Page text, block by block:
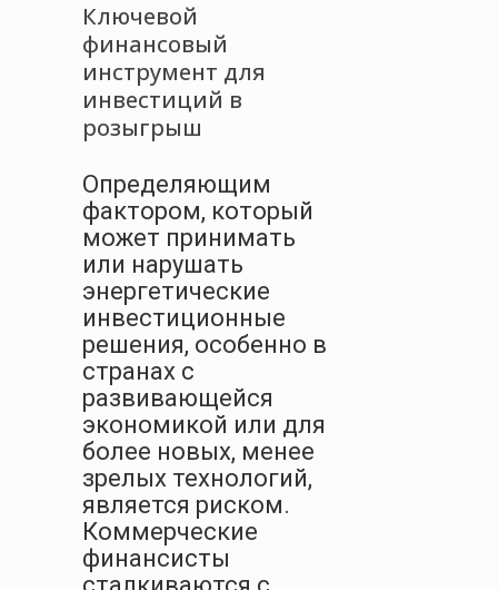
Ключевой
финансовый
инструмент для
инвестиций в
розыгрыш
Определяющим
фактором, который
может принимать
или нарушать
энергетические
инвестиционные
решения, особенно в
странах с
развивающейся
экономикой или для
более новых, менее
зрелых технологий,
является риском.
Коммерческие
финансисты